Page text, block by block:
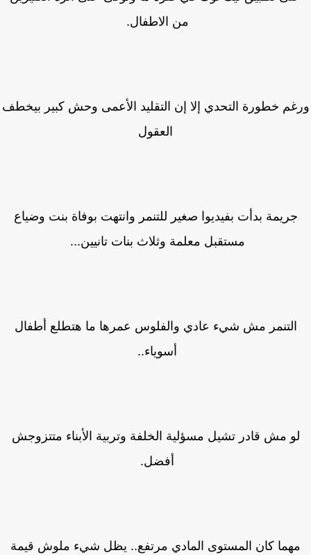
من الاطفال.
خطورة التحدي إلا إن التقليد الأعمى وحش كبير بيخطف
العقول
جريمة بدأت بفيديوا صغير للتنمر وانتهت بوفاة بنت وضياع
مستقبل معلمة وثلاث بنات تانيين...
التنمر مش شيء عادي والفلوس عمرها ما هتطلع أطفال
أسوياء..
مش قادر تشيل مسؤلية الخلفة وتربية الأبناء متتزوجش
أفضل.
كان المستوى المادي مرتفع.. يظل شيء ملوش قيمة